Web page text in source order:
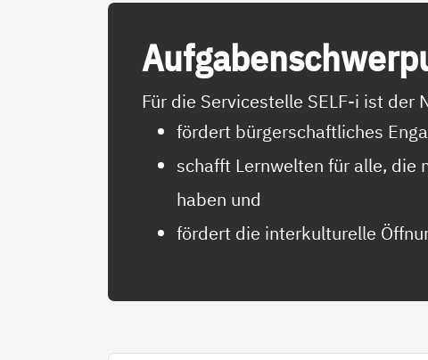
Für die Servicestelle SELF-i ist der
fördert bürgerschaftliches
schafft Lernwelten für alle, die
haben und
fördert die interkulturelle